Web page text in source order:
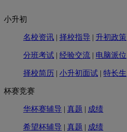
小升初
名校资讯 | 择校指导 | 升初政策
分班考试 | 经验交流 | 电脑派位
择校简历 | 小升初面试 | 特长生
杯赛竞赛
华杯赛辅导 | 真题 | 成绩
希望杯辅导 | 真题 | 成绩